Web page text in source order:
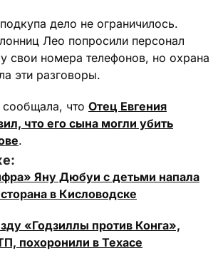
дело не ограничилось.
Лео попросили персонал
свои номера телефонов, но охрана
эти разговоры.
что Отец Евгения
что его сына могли убить
.
Яну Дюбуи с детьми напала
в Кисловодске
«Годзиллы против Конга»,
похоронили в Техасе